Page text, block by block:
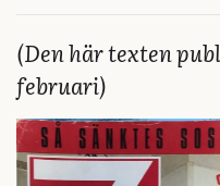
(Den här texten
februari)